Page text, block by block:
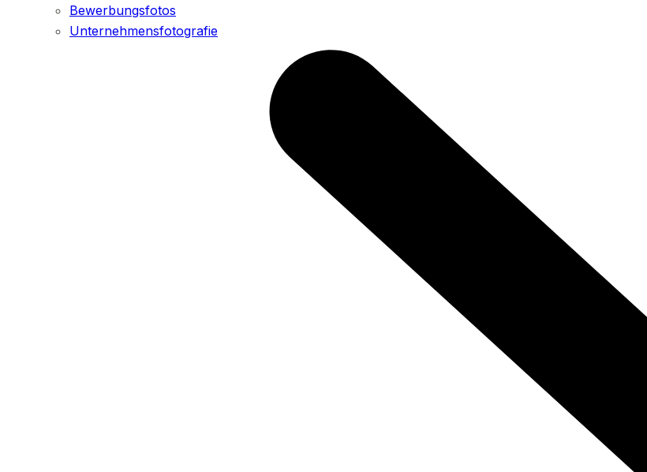
Bewerbungsfotos
Unternehmensfotografie